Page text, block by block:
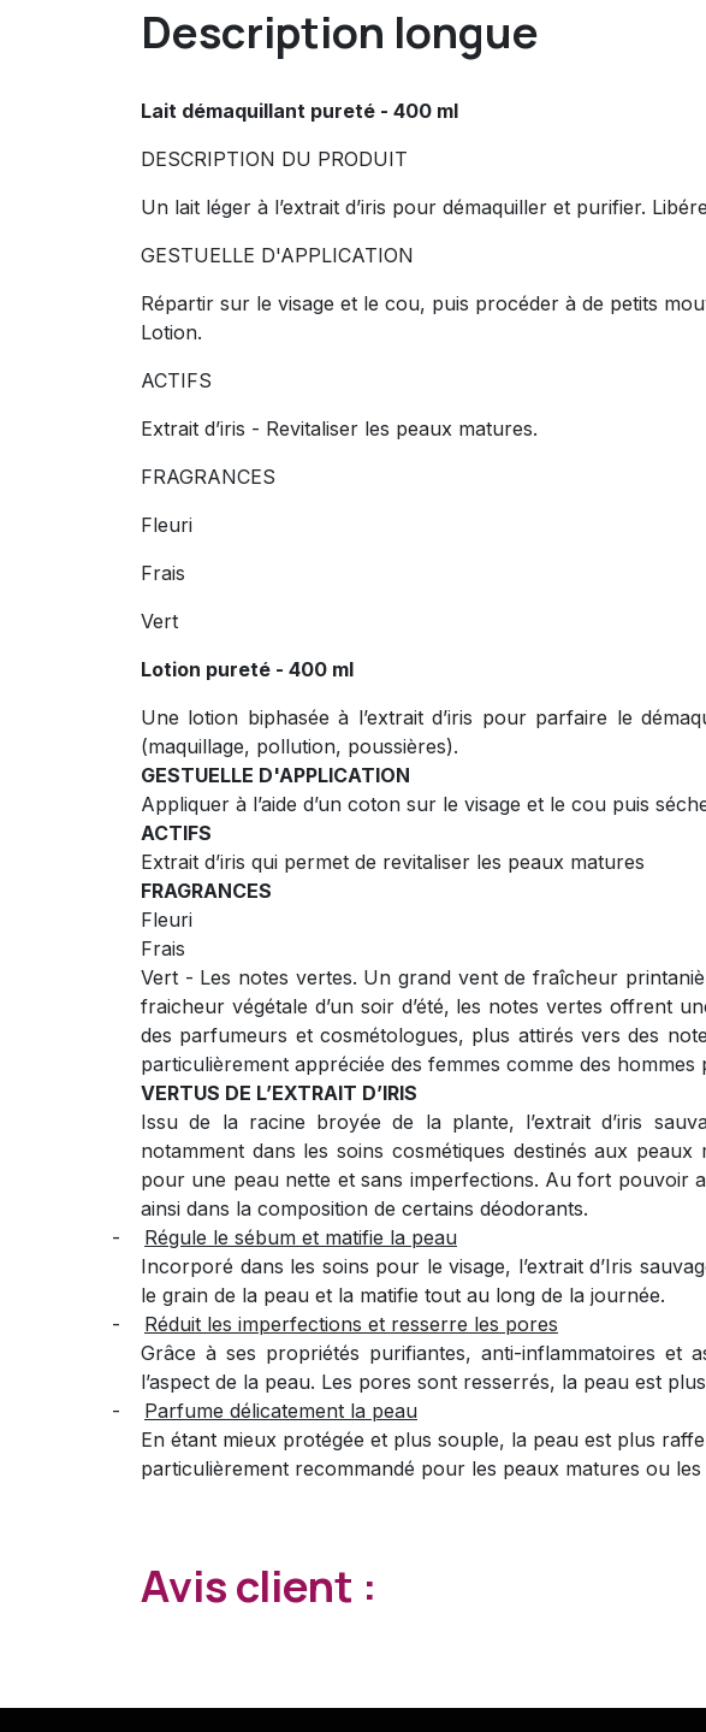
Description longue
Lait démaquillant pureté - 400 ml
DESCRIPTION DU PRODUIT
Un lait léger à l’extrait d’iris pour démaquiller et purifier.
GESTUELLE D'APPLICATION
Répartir sur le visage et le cou, puis procéder à de petits
Lotion.
ACTIFS
Extrait d’iris - Revitaliser les peaux matures.
FRAGRANCES
Fleuri
Frais
Vert
Lotion pureté - 400 ml
Une lotion biphasée à l’extrait d’iris pour parfaire le
(maquillage, pollution, poussières).
GESTUELLE D'APPLICATION
Appliquer à l’aide d’un coton sur le visage et le cou puis
ACTIFS
Extrait d’iris qui permet de revitaliser les peaux matures
FRAGRANCES
Fleuri
Frais
Vert - Les notes vertes. Un grand vent de fraîcheur
fraicheur végétale d’un soir d’été, les notes vertes offrent
des parfumeurs et cosmétologues, plus attirés vers des
particulièrement appréciée des femmes comme des
VERTUS DE L’EXTRAIT D’IRIS
Issu de la racine broyée de la plante, l’extrait d’iris
notamment dans les soins cosmétiques destinés aux
pour une peau nette et sans imperfections. Au fort pouvoir
ainsi dans la composition de certains déodorants.
-
Régule le sébum et matifie la peau
Incorporé dans les soins pour le visage, l’extrait d’Iris
le grain de la peau et la matifie tout au long de la journée.
-
Réduit les imperfections et resserre les pores
Grâce à ses propriétés purifiantes, anti-inflammatoires et
l’aspect de la peau. Les pores sont resserrés, la peau est
-
Parfume délicatement la peau
En étant mieux protégée et plus souple, la peau est plus
particulièrement recommandé pour les peaux matures ou
Avis client :